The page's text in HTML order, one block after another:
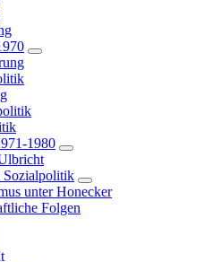
1980
Sozialpolitik
unter Honecker
Folgen